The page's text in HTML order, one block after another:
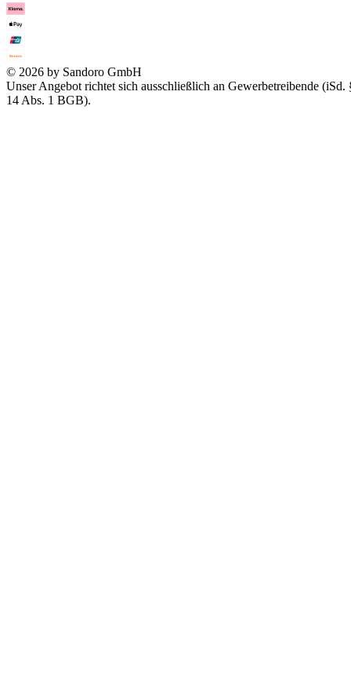
© 2026 by Sandoro GmbH
Unser Angebot richtet sich ausschließlich an Gewerbetreibende (iSd.
14 Abs. 1 BGB).